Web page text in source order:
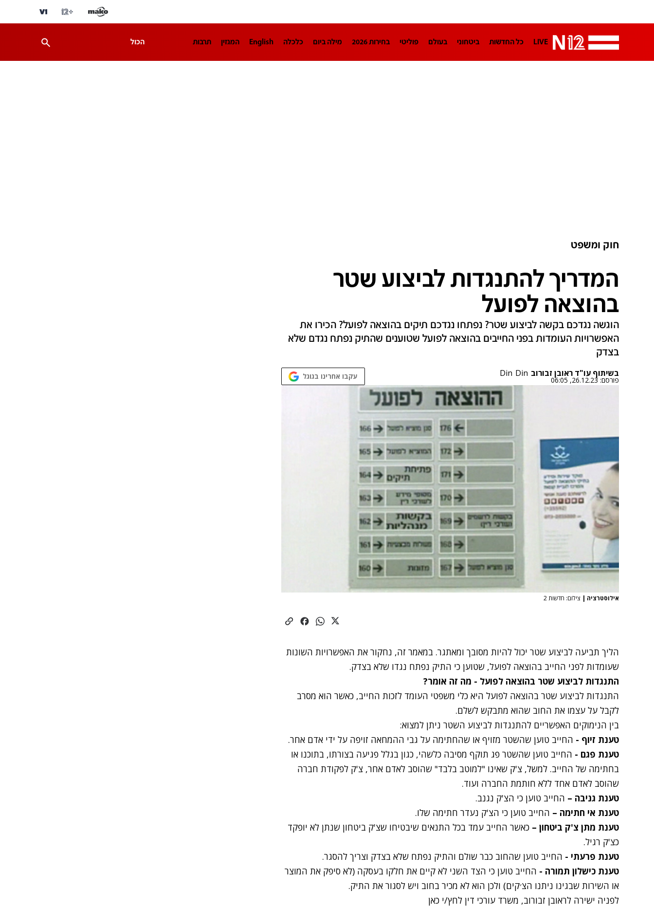
LIVE כל החדשות ביטחוני בעולם פוליטי בחירות 2026 מילה ביום כלכלה English המגזין תרבות הכול
חוק ומשפט
המדריך להתנגדות לביצוע שטר
בהוצאה לפועל
הוגשה נגדכם בקשה לביצוע שטר? נפתחו נגדכם תיקים בהוצאה לפועל? הכירו את
האפשרויות העומדות בפני החייבים בהוצאה לפועל שטוענים שהתיק נפתח נגדם שלא
בצדק
בשיתוף עו"ד ראובן זבורוב Din
Din
פורסם: 26.12.23, 06:05 עקבו אחרינו בגוגל
אילוסטרציה | צילום: חדשות 2
הליך תביעה לביצוע שטר יכול להיות מסובך ומאתגר. במאמר זה, נחקור את האפשרויות השונות
שעומדות לפני החייב בהוצאה לפועל, שטוען כי התיק נפתח נגדו שלא בצדק.
התנגדות לביצוע שטר בהוצאה לפועל - מה זה אומר?
התנגדות לביצוע שטר בהוצאה לפועל היא כלי משפטי העומד לזכות החייב, כאשר הוא מסרב
לקבל על עצמו את החוב שהוא מתבקש לשלם.
בין הנימוקים האפשריים להתנגדות לביצוע השטר ניתן למצוא:
טענת זיוף - החייב טוען שהשטר מזויף או שהחתימה על גבי ההמחאה זויפה על ידי אדם אחר.
טענת פגם - החייב טוען שהשטר פג תוקף מסיבה כלשהי, כגון בגלל פגיעה בצורתו, בתוכנו או
בחתימה של החייב. למשל, צ'ק שאינו "למוטב בלבד" שהוסב לאדם אחר, צ'ק לפקודת חברה
שהוסב לאדם אחד ללא חותמת החברה ועוד.
טענת גניבה – החייב טוען כי הצ'ק נגנב.
טענת אי חתימה – החייב טוען כי הצ'ק נעדר חתימה שלו.
טענת מתן צ'ק ביטחון – כאשר החייב עמד בכל התנאים שיבטיחו שצ'ק ביטחון שנתן לא יופקד
כצ'ק רגיל.
טענת פרעתי - החייב טוען שהחוב כבר שולם והתיק נפתח שלא בצדק וצריך להסגר.
טענת כישלון תמורה - החייב טוען כי הצד השני לא קיים את חלקו בעסקה (לא סיפק את המוצר
או השירות שבגינו ניתנו הצ׳קים) ולכן הוא לא מכיר בחוב ויש לסגור את התיק.
לפניה ישירה לראובן זבורוב, משרד עורכי דין לחץ/י כאן